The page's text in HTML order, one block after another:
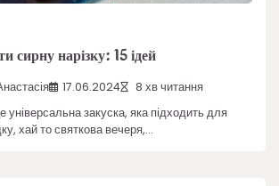
сирну нарізку: 15 ідей
17.06.2024 8 хв читання
універсальна закуска, яка підходить для
хай то святкова вечеря,…